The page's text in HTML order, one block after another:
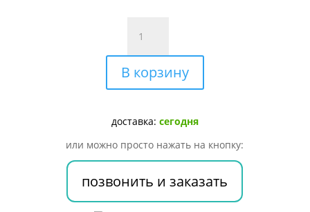
товара
ФЕРТОВУМ
КАПС
№120
В корзину
доставка: сегодня
или можно просто нажать на кнопку:
позвонить и заказать